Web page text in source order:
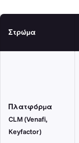
Στρώμα
Πλατφόρμα
CLM (Venafi,
Keyfactor)